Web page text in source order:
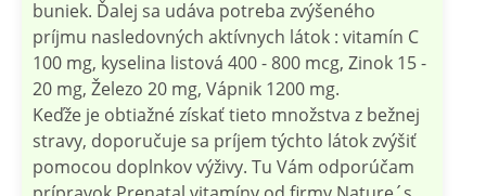
buniek. Ďalej sa udáva potreba zvýšeného
príjmu nasledovných aktívnych látok : vitamín C
100 mg, kyselina listová 400 - 800 mcg, Zinok 15 -
20 mg, Železo 20 mg, Vápnik 1200 mg.
Keďže je obtiažné získať tieto množstva z bežnej
stravy, doporučuje sa príjem týchto látok zvýšiť
pomocou doplnkov výživy. Tu Vám odporúčam